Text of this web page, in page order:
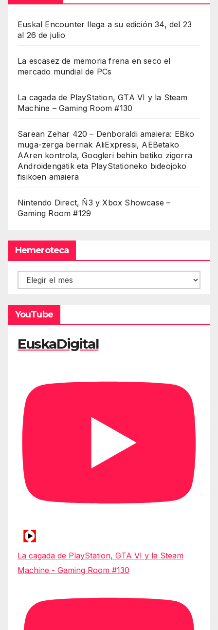
Euskal Encounter llega a su edición 34, del 23
al 26 de julio
La escasez de memoria frena en seco el
mercado mundial de PCs
La cagada de PlayStation, GTA VI y la Steam
Machine – Gaming Room #130
Sarean Zehar 420 – Denboraldi amaiera: EBko
muga-zerga berriak AliExpressi, AEBetako
AAren kontrola, Googleri behin betiko zigorra
Androidengatik eta PlayStationeko bideojoko
fisikoen amaiera
Nintendo Direct, Ñ3 y Xbox Showcase –
Gaming Room #129
Hemeroteca
Hemeroteca
YouTube
EuskaDigital
La cagada de PlayStation, GTA VI y la Steam
Machine - Gaming Room #130